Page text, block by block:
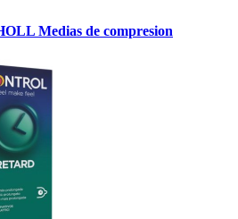
Medias de compresion